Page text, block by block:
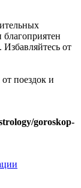
благоприятен
Избавляйтесь от
поездок и
goroskop-